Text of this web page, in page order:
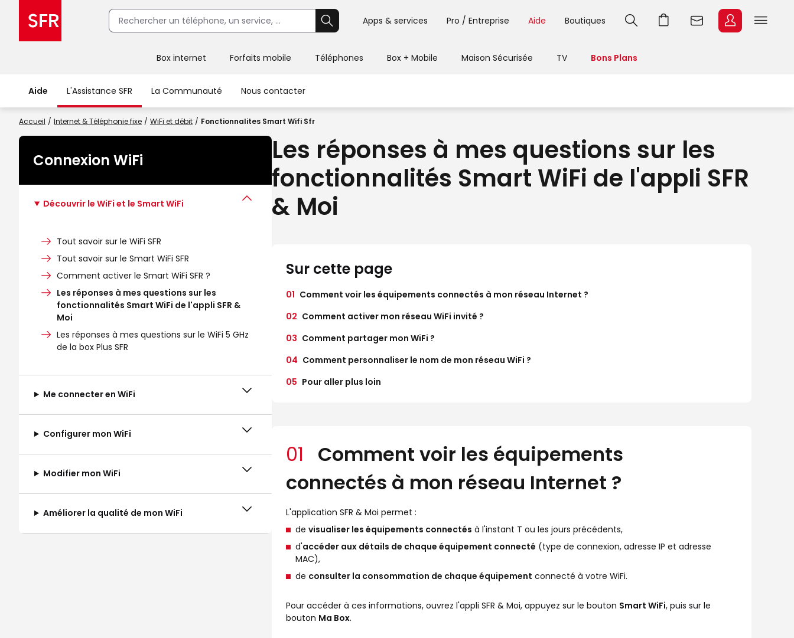
Apps & services Pro / Entreprise Aide Boutiques
Box internet Forfaits mobile Téléphones Box + Mobile Maison Sécurisée TV Bons Plans
Aide L'Assistance SFR La Communauté Nous contacter
Accueil Internet & Téléphonie fixe WiFi et débit Fonctionnalites Smart Wifi Sfr
Connexion WiFi
Découvrir le WiFi et le Smart WiFi
Tout savoir sur le WiFi SFR
Tout savoir sur le Smart WiFi SFR
Comment activer le Smart WiFi SFR ?
Les réponses à mes questions sur les
fonctionnalités Smart WiFi de l'appli SFR &
Moi
Les réponses à mes questions sur le WiFi 5 GHz
de la box Plus SFR
Me connecter en WiFi
Configurer mon WiFi
Modifier mon WiFi
Améliorer la qualité de mon WiFi
Les réponses à mes questions sur les
fonctionnalités Smart WiFi de l'appli SFR
& Moi
Sur cette page
01 Comment voir les équipements connectés à mon réseau Internet ?
02 Comment activer mon réseau WiFi invité ?
03 Comment partager mon WiFi ?
04 Comment personnaliser le nom de mon réseau WiFi ?
05 Pour aller plus loin
01
Comment voir les équipements
connectés à mon réseau Internet ?
L'application SFR & Moi permet :
de visualiser les équipements connectés à l'instant T ou les jours précédents,
d'accéder aux détails de chaque équipement connecté (type de connexion, adresse IP et adresse
MAC),
de consulter la consommation de chaque équipement connecté à votre WiFi.
Pour accéder à ces informations, ouvrez l'appli SFR & Moi, appuyez sur le bouton Smart WiFi, puis sur le
bouton Ma Box.